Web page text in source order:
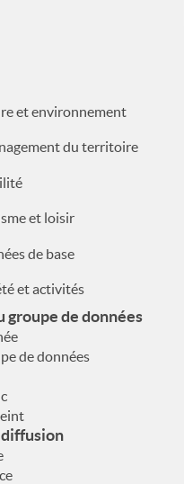
et environnement
du territoire
et loisir
de base
et activités
groupe de données
de données